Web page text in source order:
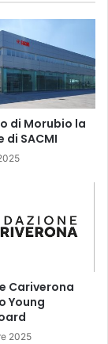
di Morubio la
di SACMI
Cariverona
Young
2025